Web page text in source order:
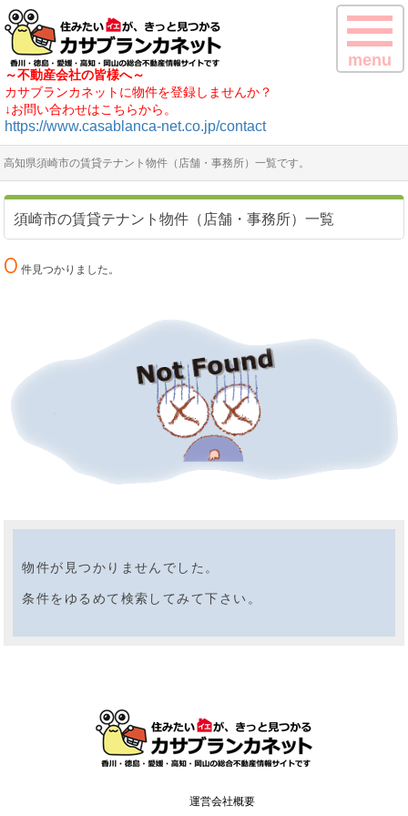
～不動産会社の皆様へ～
カサブランカネットに物件を登録しませんか？
↓お問い合わせはこちらから。
https://www.casablanca-net.co.jp/contact
menu
高知県須崎市の賃貸テナント物件（店舗・事務所）一覧です。
須崎市の賃貸テナント物件（店舗・事務所）一覧
0 件見つかりました。
物件が見つかりませんでした。
条件をゆるめて検索してみて下さい。
運営会社概要